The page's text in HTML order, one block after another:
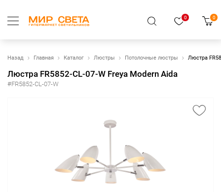
0 0
Назад Главная Каталог Люстры Потолочные люстры Люстра
Люстра FR5852-CL-07-W Freya Modern Aida
#FR5852-CL-07-W